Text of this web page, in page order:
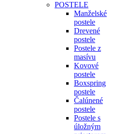
POSTELE
Manželské
postele
Drevené
postele
Postele z
masívu
Kovové
postele
Boxspring
postele
Čalúnené
postele
Postele s
úložným